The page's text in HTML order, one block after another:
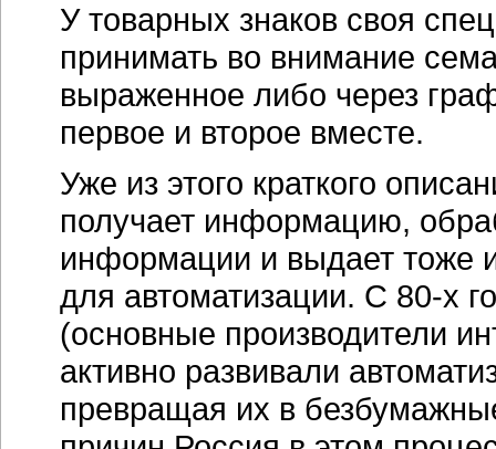
У товарных знаков своя
принимать во внимание
выраженное либо через
первое и второе вместе.
Уже из этого краткого
получает информацию,
информации и выдает тоже
для автоматизации. С 80-х
(основные производители
активно развивали
превращая их в